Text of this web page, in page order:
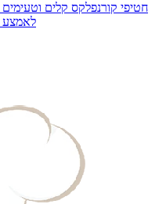
חטיפי קורנפלקס קלים
לאמצע